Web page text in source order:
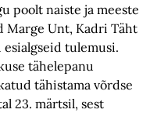
poolt naiste ja meeste
Marge Unt, Kadri Täht
tulemusi.
tähelepanu
tähistama võrdse
23. märtsil, sest